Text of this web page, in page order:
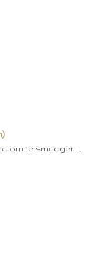
om te smudgen.…